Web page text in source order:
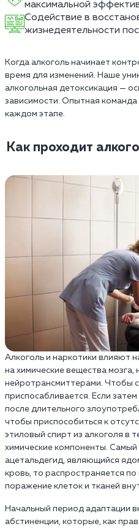
максимальной
Содействие в
жизнедеятельности
Когда алкоголь начинает
время для изменений. Наше
алкогольная детоксикация —
зависимости. Опытная
каждом этапе.
Как проходит
Алкоголь и наркотики влияют
на химические вещества мозга,
нейротрансмиттерами. Чтобы
приспосабливается. Если
после длительного
чтобы приспособиться к
этиловый спирт из алкоголя в
химические компоненты.
ацетальдегид, являющийся
кровь, то распространяется
поражение клеток и тканей
Начальный период адаптации
абстиненции, которые, как